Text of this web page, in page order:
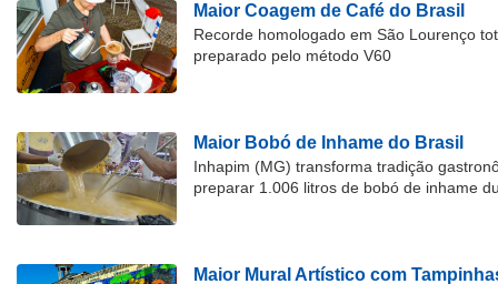
Maior Coagem de Café do Brasil
Recorde homologado em São Lourenço
preparado pelo método V60
Maior Bobó de Inhame do Brasil
Inhapim (MG) transforma tradição
preparar 1.006 litros de bobó de inhame
Maior Mural Artístico com